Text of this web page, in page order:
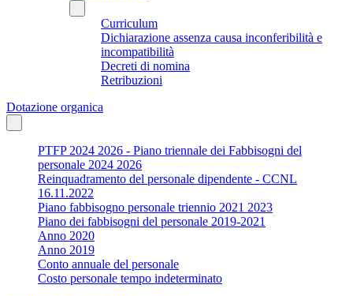
Curriculum
Dichiarazione assenza causa inconferibilità e
incompatibilità
Decreti di nomina
Retribuzioni
Dotazione organica
PTFP 2024 2026 - Piano triennale dei Fabbisogni del
personale 2024 2026
Reinquadramento del personale dipendente - CCNL
16.11.2022
Piano fabbisogno personale triennio 2021 2023
Piano dei fabbisogni del personale 2019-2021
Anno 2020
Anno 2019
Conto annuale del personale
Costo personale tempo indeterminato